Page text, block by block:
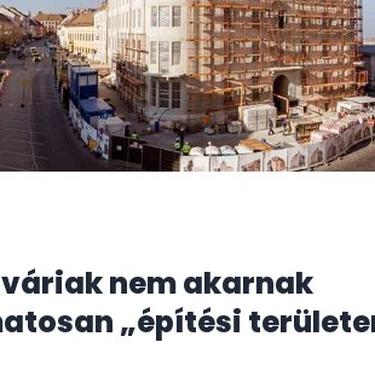
nem akarnak
„építési